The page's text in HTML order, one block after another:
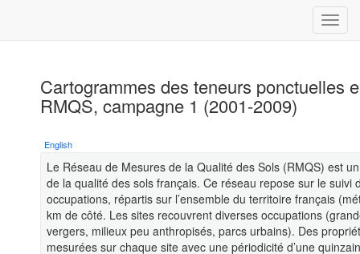
Cartogrammes des teneurs ponctuelles
RMQS, campagne 1 (2001-2009)
English
Le Réseau de Mesures de la Qualité des Sols (RMQS) est
de la qualité des sols français. Ce réseau repose sur le
occupations, répartis sur l’ensemble du territoire français
km de côté. Les sites recouvrent diverses occupations
vergers, milieux peu anthropisés, parcs urbains). Des
mesurées sur chaque site avec une périodicité d’une